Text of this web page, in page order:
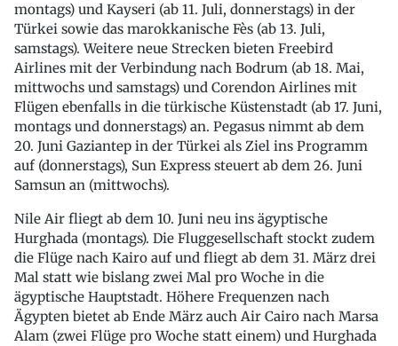
montags) und Kayseri (ab 11. Juli, donnerstags) in der
Türkei sowie das marokkanische Fès (ab 13. Juli,
samstags). Weitere neue Strecken bieten Freebird
Airlines mit der Verbindung nach Bodrum (ab 18. Mai,
mittwochs und samstags) und Corendon Airlines mit
Flügen ebenfalls in die türkische Küstenstadt (ab 17. Juni,
montags und donnerstags) an. Pegasus nimmt ab dem
20. Juni Gaziantep in der Türkei als Ziel ins Programm
auf (donnerstags), Sun Express steuert ab dem 26. Juni
Samsun an (mittwochs).
Nile Air fliegt ab dem 10. Juni neu ins ägyptische
Hurghada (montags). Die Fluggesellschaft stockt zudem
die Flüge nach Kairo auf und fliegt ab dem 31. März drei
Mal statt wie bislang zwei Mal pro Woche in die
ägyptische Hauptstadt. Höhere Frequenzen nach
Ägypten bietet ab Ende März auch Air Cairo nach Marsa
Alam (zwei Flüge pro Woche statt einem) und Hurghada